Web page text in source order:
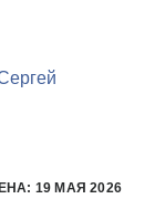
19 МАЯ 2026